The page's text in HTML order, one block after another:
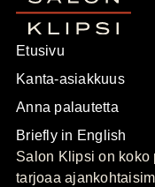
Etusivu
Kanta-asiakkuus
Anna palautetta
Briefly in English
Salon Klipsi on koko
tarjoaa